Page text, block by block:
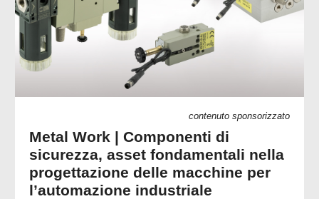
contenuto sponsorizzato
Metal Work | Componenti di
sicurezza, asset fondamentali nella
progettazione delle macchine per
l’automazione industriale